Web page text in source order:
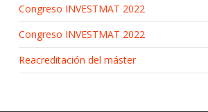
Congreso INVESTMAT 2022
Congreso INVESTMAT 2022
Reacreditación del máster